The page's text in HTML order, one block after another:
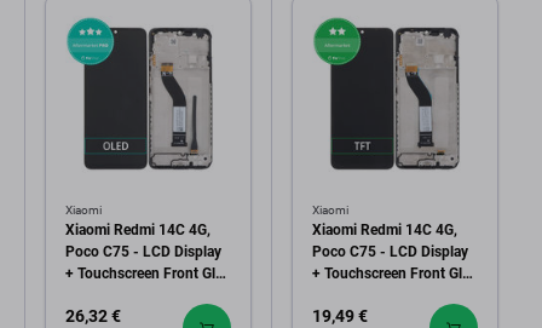
Xiaomi
Xiaomi Redmi 14C 4G,
Poco C75 - LCD Display
+ Touchscreen Front Glas
Black) OLED
26,32 €
Xiaomi
Xiaomi Redmi 14C 4G,
Poco C75 - LCD Display
+ Touchscreen Front Glas
Black) TFT
19,49 €